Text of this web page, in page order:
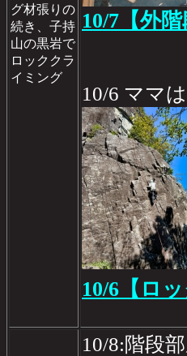
グ材張りの
続き、子持
山の黒岩で
ロッククラ
イミング
10/7【外
10/6 ママ
10/6【ロ
10/8:階段